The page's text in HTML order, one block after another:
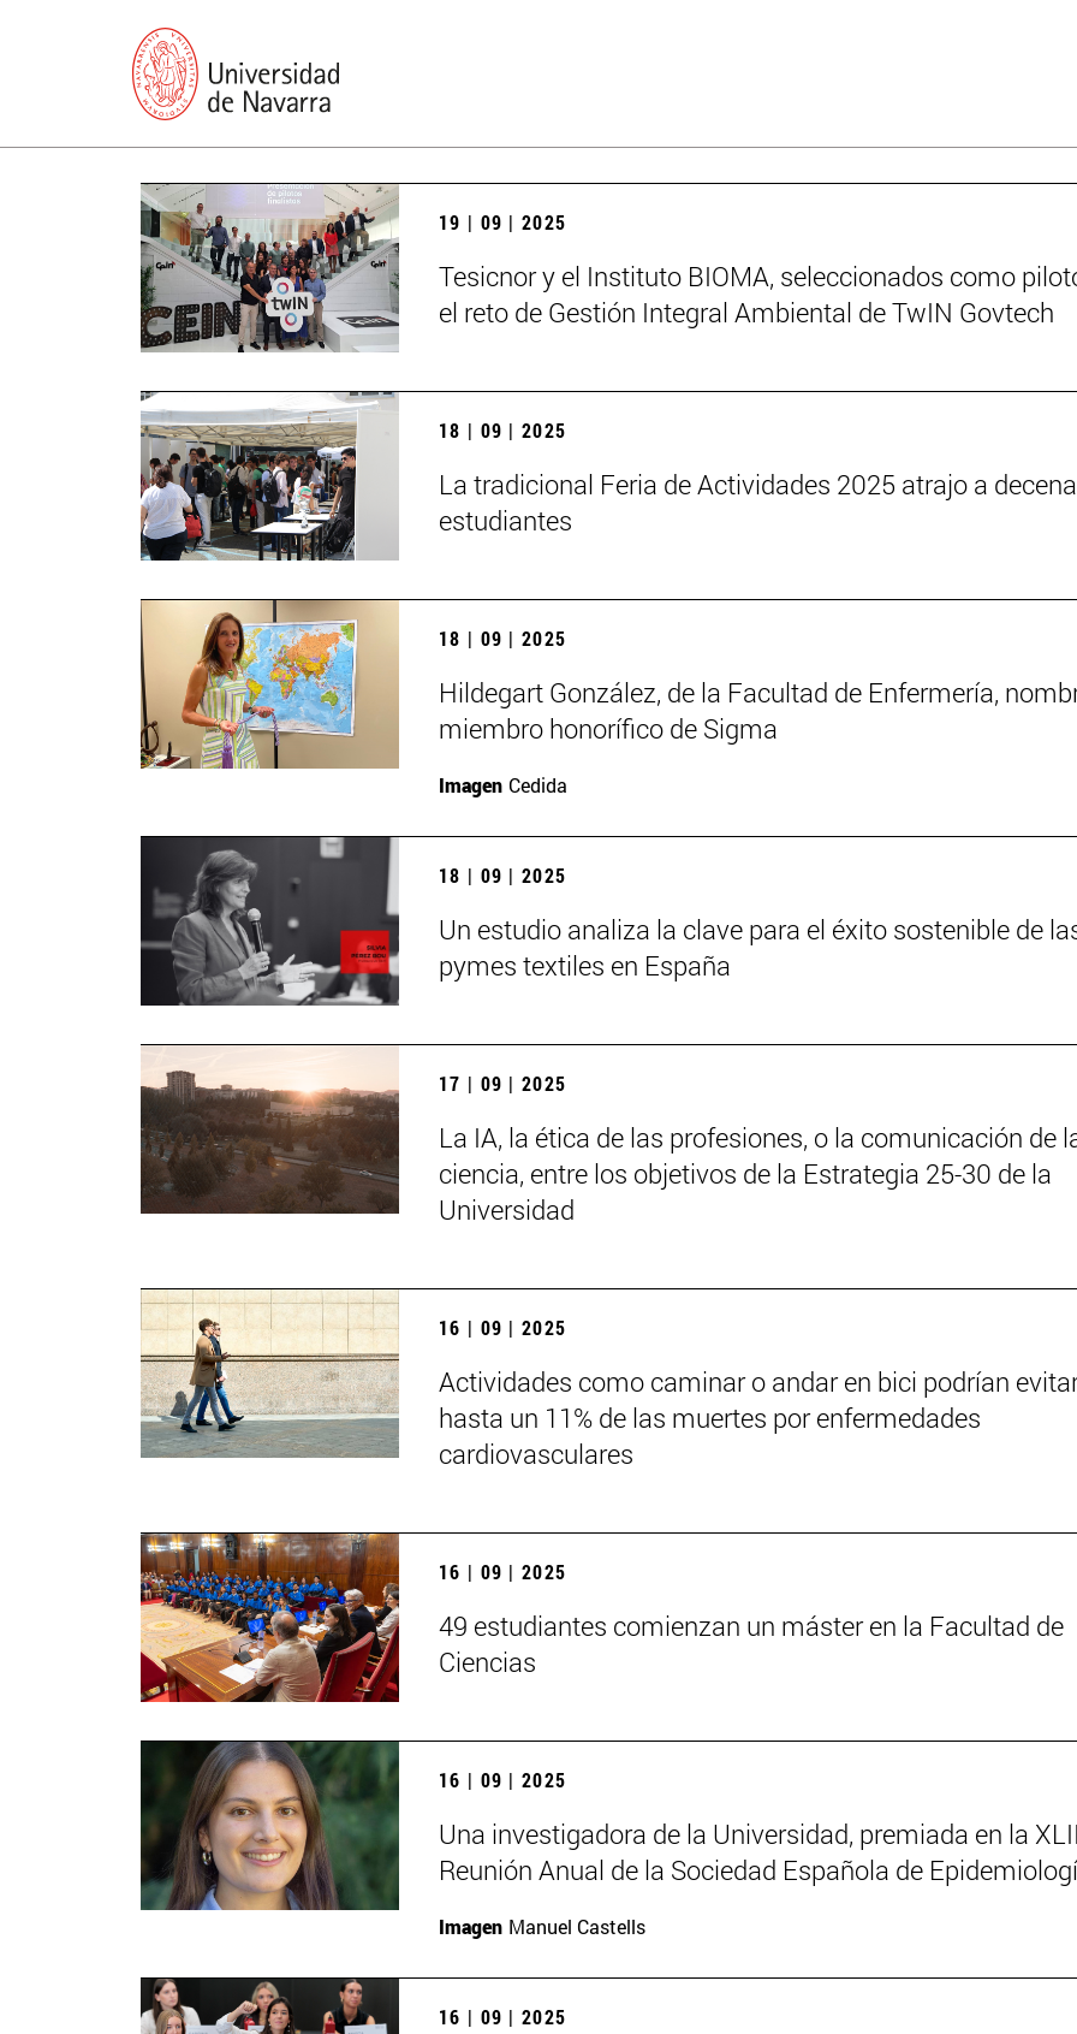
19 | 09 | 2025
Tesicnor y el Instituto BIOMA, seleccionados como
el reto de Gestión Integral Ambiental de TwIN Govtech
18 | 09 | 2025
La tradicional Feria de Actividades 2025 atrajo a
estudiantes
18 | 09 | 2025
Hildegart González, de la Facultad de Enfermería,
miembro honorífico de Sigma
Imagen Cedida
18 | 09 | 2025
Un estudio analiza la clave para el éxito sostenible de
pymes textiles en España
17 | 09 | 2025
La IA, la ética de las profesiones, o la comunicación de
ciencia, entre los objetivos de la Estrategia 25-30 de la
Universidad
16 | 09 | 2025
Actividades como caminar o andar en bici podrían
hasta un 11% de las muertes por enfermedades
cardiovasculares
16 | 09 | 2025
49 estudiantes comienzan un máster en la Facultad de
Ciencias
16 | 09 | 2025
Una investigadora de la Universidad, premiada en la
Reunión Anual de la Sociedad Española de
Imagen Manuel Castells
16 | 09 | 2025